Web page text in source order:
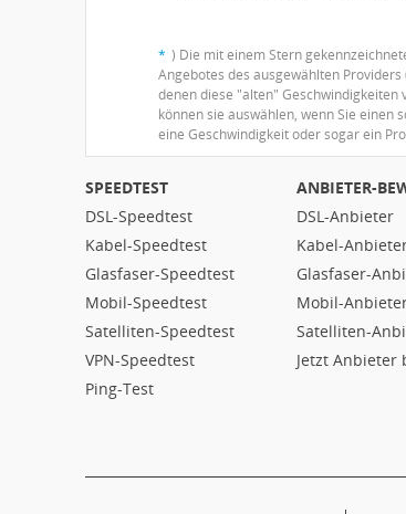
* ) Die mit einem Stern
Angebotes des ausgewählten
denen diese "alten"
können sie auswählen, wenn Sie einen
eine Geschwindigkeit oder sogar ein
SPEEDTEST
DSL-Speedtest
Kabel-Speedtest
Glasfaser-Speedtest
Mobil-Speedtest
Satelliten-Speedtest
VPN-Speedtest
Ping-Test
ANBIETER-
DSL-Anbieter
Kabel-
Glasfaser-
Mobil-
Satelliten-
Jetzt Anbieter